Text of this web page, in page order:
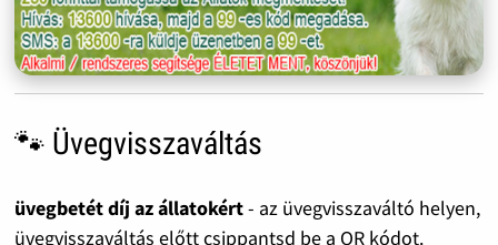
🐾 Üvegvisszaváltás
üvegbetét díj az állatokért- az üvegvisszaváltó helyen,
üvegvisszaváltás előtt csippantsd be a QR kódot.